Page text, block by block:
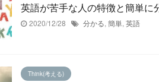
英語が苦手な人の特徴と簡単に
2020/12/28 分かる, 簡単, 英語
Think(考える)